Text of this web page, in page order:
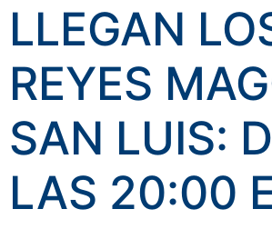
LLEGAN
REYES
SAN LUIS:
LAS 20:00